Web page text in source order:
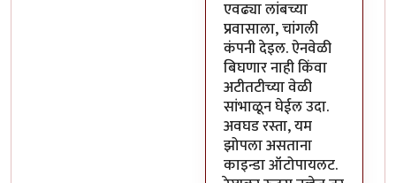
In reply toयमाला कॉमनसेन्स
एवढ्या लांबच्या
प्रवासाला, चांगली
कंपनी देइल. ऐनवेळी
बिघणार नाही किंवा
अटीतटीच्या वेळी
सांभाळून घेईल उदा.
अवघड रस्ता, यम
झोपला असताना
काइन्डा ऑटोपायलट.